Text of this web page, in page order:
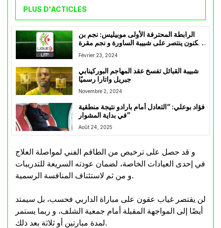
PLUS D'ACTICLES
الرابطة المحترفة الأولى موبيليس: نجم بن
عكنون ينتصر على شبيبة الساورة و نجم مقرة
يعمق جراح اتحاد بسكرة
Février 23, 2024
شبيبة القبائل تفسخ عقد المهاجم البوركينابي
جبريل واتارا رسميًا
Novembre 2, 2024
فؤاد بوعلي: “التعادل أمام بارادو نتيجة منطقية
في بداية المشوار”
Août 24, 2025
و قد حصل على ترخيص من الطاقم الفني لمواصلة العلاج
في إحدى العيادات الخاصة، لضمان عودته السريعة للتدريبات
و من ثم لاستئناف المنافسة الرسمية.
لن يقتصر غياب عقون على مباراة الداربي فحسب، بل سيمتد
أيضًا إلى المواجهة المقبلة أمام جمعية الشلف، و ربما يستمر
لمدة مبارتين أو ثلاثة بعد ذلك.